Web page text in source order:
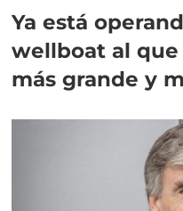
Ya está
wellboat al
más grande y